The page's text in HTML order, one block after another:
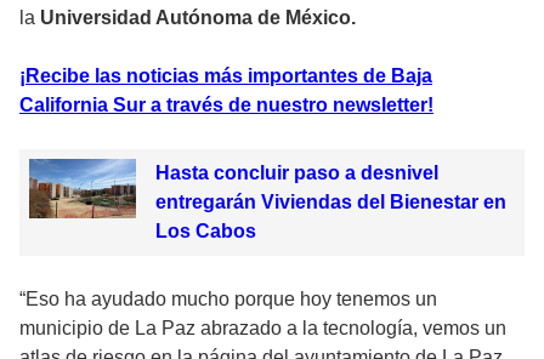
la Universidad Autónoma de México.
¡Recibe las noticias más importantes de Baja
California Sur a través de nuestro newsletter!
Hasta concluir paso a desnivel
entregarán Viviendas del Bienestar en
Los Cabos
“Eso ha ayudado mucho porque hoy tenemos un
municipio de La Paz abrazado a la tecnología, vemos un